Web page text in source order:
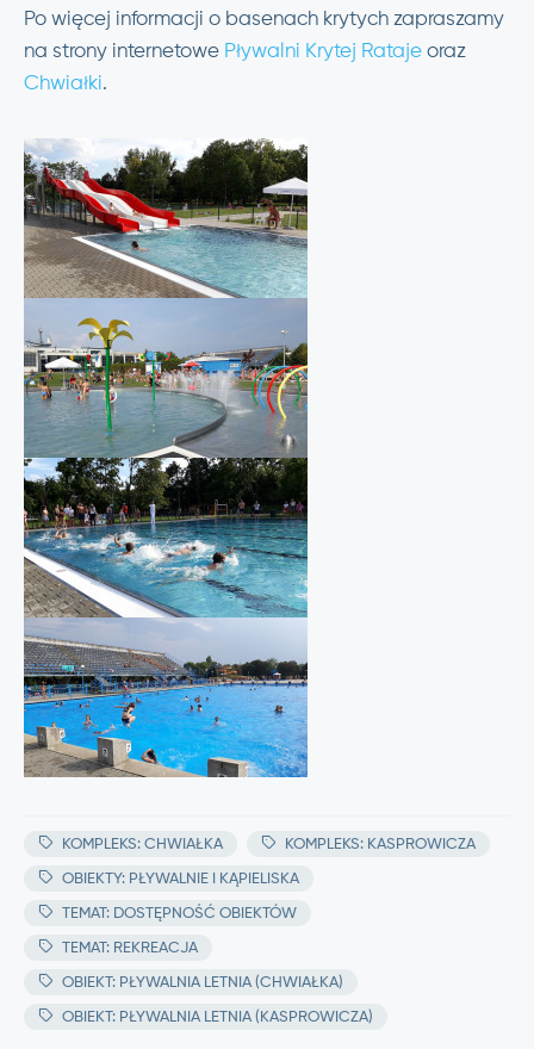
Po więcej informacji o basenach krytych zapraszamy
na strony internetowe Pływalni Krytej Rataje oraz
Chwiałki.
KOMPLEKS: CHWIAŁKA KOMPLEKS: KASPROWICZA
OBIEKTY: PŁYWALNIE I KĄPIELISKA
TEMAT: DOSTĘPNOŚĆ OBIEKTÓW
TEMAT: REKREACJA
OBIEKT: PŁYWALNIA LETNIA (CHWIAŁKA)
OBIEKT: PŁYWALNIA LETNIA (KASPROWICZA)